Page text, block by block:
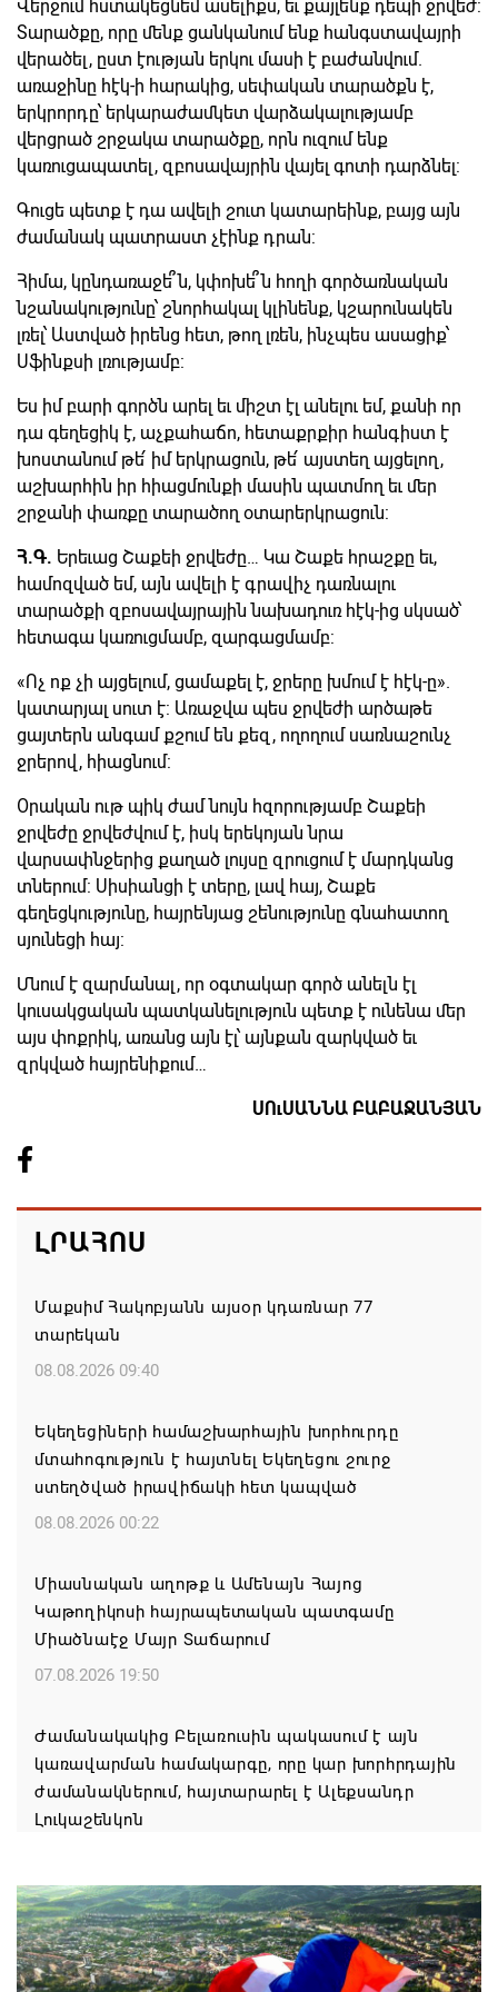
Վերջում հստակեցնեմ ասելիքս, եւ քայլենք դեպի ջրվեժ:
Տարածքը, որը մենք ցանկանում ենք հանգստավայրի
վերածել, ըստ էության երկու մասի է բաժանվում.
առաջինը հէկ-ի հարակից, սեփական տարածքն է,
երկրորդը՝ երկարաժամկետ վարձակալությամբ
վերցրած շրջակա տարածքը, որն ուզում ենք
կառուցապատել, զբոսավայրին վայել գոտի դարձնել:
Գուցե պետք է դա ավելի շուտ կատարեինք, բայց այն
ժամանակ պատրաստ չէինք դրան:
Հիմա, կընդառաջե՞ն, կփոխե՞ն հողի գործառնական
նշանակությունը՝ շնորհակալ կլինենք, կշարունակեն
լռել՝ Աստված իրենց հետ, թող լռեն, ինչպես ասացիք՝
Սֆինքսի լռությամբ:
Ես իմ բարի գործն արել եւ միշտ էլ անելու եմ, քանի որ
դա գեղեցիկ է, աչքահաճո, հետաքրքիր հանգիստ է
խոստանում թե՛ իմ երկրացուն, թե՛ այստեղ այցելող,
աշխարհին իր հիացմունքի մասին պատմող եւ մեր
շրջանի փառքը տարածող օտարերկրացուն:
Հ.Գ. Երեւաց Շաքեի ջրվեժը… Կա Շաքե հրաշքը եւ,
համոզված եմ, այն ավելի է գրավիչ դառնալու
տարածքի զբոսավայրային նախադուռ հէկ-ից սկսած՝
հետագա կառուցմամբ, զարգացմամբ:
«Ոչ ոք չի այցելում, ցամաքել է, ջրերը խմում է հէկ-ը».
կատարյալ սուտ է: Առաջվա պես ջրվեժի արծաթե
ցայտերն անգամ քշում են քեզ, ողողում սառնաշունչ
ջրերով, հիացնում:
Օրական ութ պիկ ժամ նույն հզորությամբ Շաքեի
ջրվեժը ջրվեժվում է, իսկ երեկոյան նրա
վարսափնջերից քաղած լույսը զրուցում է մարդկանց
տներում: Սիսիանցի է տերը, լավ հայ, Շաքե
գեղեցկությունը, հայրենյաց շենությունը գնահատող
սյունեցի հայ:
Մնում է զարմանալ, որ օգտակար գործ անելն էլ
կուսակցական պատկանելություն պետք է ունենա մեր
այս փոքրիկ, առանց այն էլ՝ այնքան զարկված եւ
զրկված հայրենիքում…
ՍՈւՍԱՆՆԱ ԲԱԲԱՋԱՆՅԱՆ
ԼՐԱՀՈՍ
Մաքսիմ Հակոբյանն այսօր կդառնար 77
տարեկան
08.08.2026 09:40
Եկեղեցիների համաշխարհային խորհուրդը
մտահոգություն է հայտնել Եկեղեցու շուրջ
ստեղծված իրավիճակի հետ կապված
08.08.2026 00:22
Միասնական աղոթք և Ամենայն Հայոց
Կաթողիկոսի հայրապետական պատգամը
Միածնաէջ Մայր Տաճարում
07.08.2026 19:50
Ժամանակակից Բելառուսին պակասում է այն
կառավարման համակարգը, որը կար խորհրդային
ժամանակներում, հայտարարել է Ալեքսանդր
Լուկաշենկոն
ՀՀ ԱԱԾ սահմանապահ զորքերի
պատվիրակությունն այցելել է Լիտվայի
Հանրապետություն